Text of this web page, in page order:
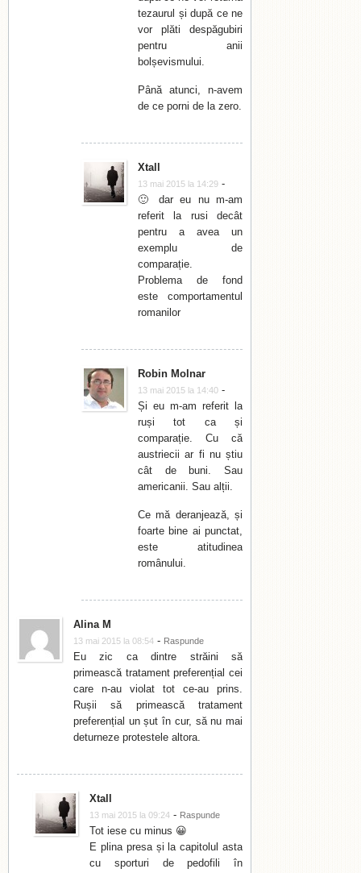
tezaurul și după ce ne
vor plăti despăgubiri
pentru anii
bolșevismului.
Până atunci, n-avem
de ce porni de la zero.
Xtall
13 mai 2015 la 14:29 -
🙂 dar eu nu m-am
referit la rusi decât
pentru a avea un
exemplu de
comparație.
Problema de fond
este comportamentul
romanilor
Robin Molnar
13 mai 2015 la 14:40 -
Și eu m-am referit la
ruși tot ca și
comparație. Cu că
austriecii ar fi nu știu
cât de buni. Sau
americanii. Sau alții.
Ce mă deranjează, și
foarte bine ai punctat,
este atitudinea
românului.
Alina M
13 mai 2015 la 08:54 - Raspunde
Eu zic ca dintre străini să
primească tratament preferențial cei
care n-au violat tot ce-au prins.
Rușii să primească tratament
preferențial un șut în cur, să nu mai
deturneze protestele altora.
Xtall
13 mai 2015 la 09:24 - Raspunde
Tot iese cu minus 😀
E plina presa și la capitolul asta
cu sporturi de pedofili în